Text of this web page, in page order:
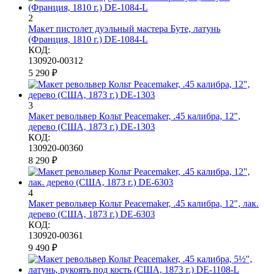
2
Макет пистолет дуэльный мастера Буте, латунь
(Франция, 1810 г.) DE-1084-L
КОД:
130920-00312
5 290 ₽
3
Макет револьвер Кольт Peacemaker, .45 калибра, 12",
дерево (США, 1873 г.) DE-1303
КОД:
130920-00360
8 290 ₽
4
Макет револьвер Кольт Peacemaker, .45 калибра, 12", лак.
дерево (США, 1873 г.) DE-6303
КОД:
130920-00361
9 490 ₽